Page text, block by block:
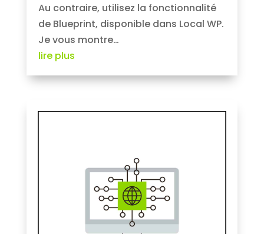
Au contraire, utilisez la fonctionnalité
de Blueprint, disponible dans Local WP.
Je vous montre…
lire plus